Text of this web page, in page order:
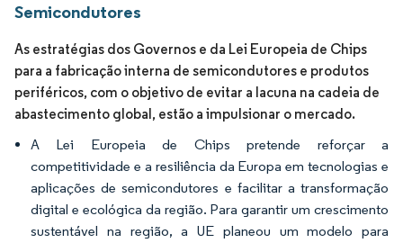
Semicondutores
As estratégias dos Governos e da Lei Europeia de Chips
para a fabricação interna de semicondutores e produtos
periféricos, com o objetivo de evitar a lacuna na cadeia de
abastecimento global, estão a impulsionar o mercado.
A Lei Europeia de Chips pretende reforçar a
competitividade e a resiliência da Europa em tecnologias e
aplicações de semicondutores e facilitar a transformação
digital e ecológica da região. Para garantir um crescimento
sustentável na região, a UE planeou um modelo para